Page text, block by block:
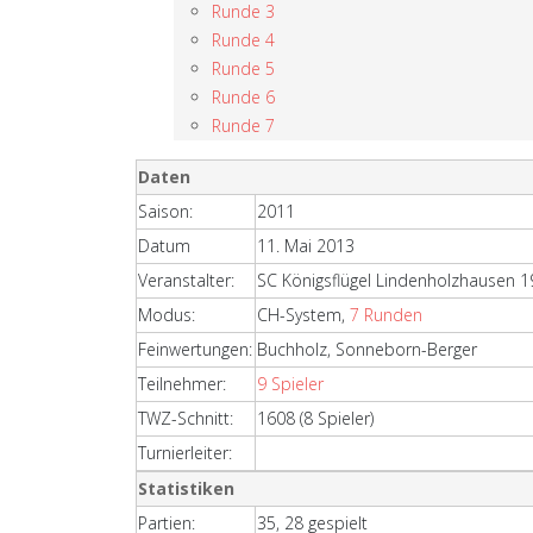
Runde 3
Runde 4
Runde 5
Runde 6
Runde 7
Daten
Saison:
2011
Datum
11. Mai 2013
Veranstalter:
SC Königsflügel Lindenholzhausen
Modus:
CH-System,7 Runden
Feinwertungen: Buchholz, Sonneborn-Berger
Teilnehmer:
9 Spieler
TWZ-Schnitt:
1608 (8 Spieler)
Turnierleiter:
Statistiken
Partien:
35, 28 gespielt